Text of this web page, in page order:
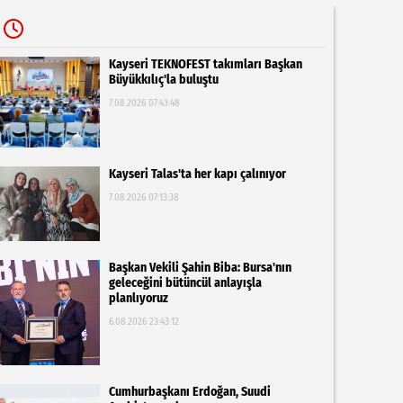
Kayseri TEKNOFEST takımları Başkan
Büyükkılıç'la buluştu
7.08.2026 07:43:48
Kayseri Talas'ta her kapı çalınıyor
7.08.2026 07:13:38
Başkan Vekili Şahin Biba: Bursa'nın
geleceğini bütüncül anlayışla
planlıyoruz
6.08.2026 23:43:12
Cumhurbaşkanı Erdoğan, Suudi